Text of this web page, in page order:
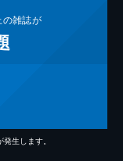
の雑誌が
生します。